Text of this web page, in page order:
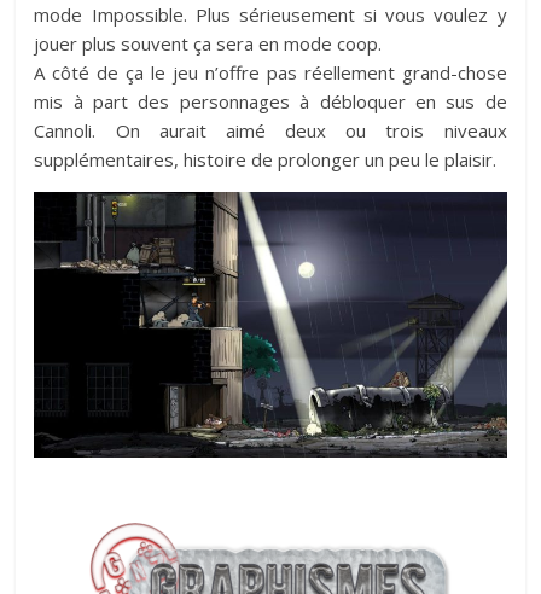
mode Impossible. Plus sérieusement si vous voulez y
jouer plus souvent ça sera en mode coop.
A côté de ça le jeu n’offre pas réellement grand-chose
mis à part des personnages à débloquer en sus de
Cannoli. On aurait aimé deux ou trois niveaux
supplémentaires, histoire de prolonger un peu le plaisir.